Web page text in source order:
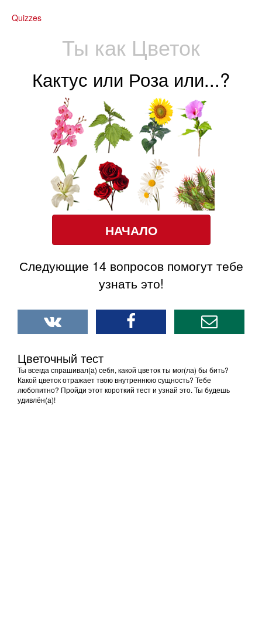
Quizzes
Ты как Цветок
Кактус или Роза или...?
НАЧАЛО
Следующие 14 вопросов помогут тебе
узнать это!
Цветочный тест
Ты всегда спрашивал(а) себя, какой цветок ты мог(ла) бы бить?
Какой цветок отражает твою внутреннюю сущность? Тебе
любопитно? Пройди этот короткий тест и узнай это. Ты будешь
удивлён(а)!